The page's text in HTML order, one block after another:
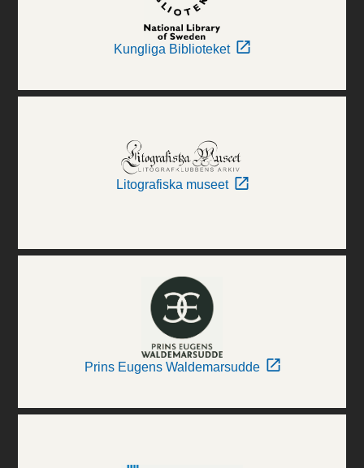
Kungliga Biblioteket
Litografiska museet
Prins Eugens Waldemarsudde